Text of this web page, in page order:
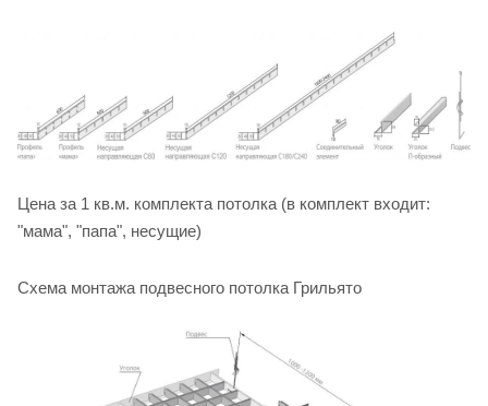
Цена за 1 кв.м. комплекта потолка (в комплект входит:
"мама", "папа", несущие)
Схема монтажа подвесного потолка Грильято